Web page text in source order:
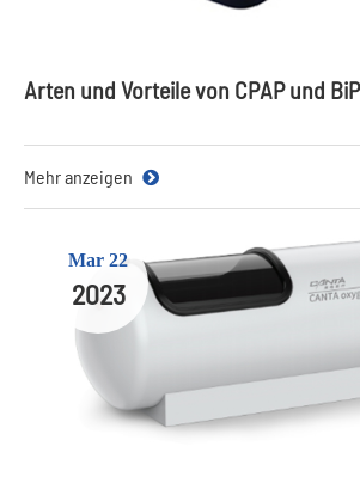
Arten und Vorteile von CPAP und
Mehr anzeigen
Mar 22
2023